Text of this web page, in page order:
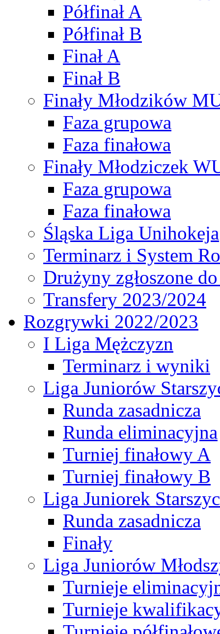
Półfinał A
Półfinał B
Finał A
Finał B
Finały Młodzików
Faza grupowa
Faza finałowa
Finały Młodziczek
Faza grupowa
Faza finałowa
Śląska Liga Unihokeja
Terminarz i System
Drużyny zgłoszone
Transfery 2023/2024
Rozgrywki 2022/2023
I Liga Mężczyzn
Terminarz i wyniki
Liga Juniorów
Runda zasadnicza
Runda eliminacyjna
Turniej finałowy A
Turniej finałowy B
Liga Juniorek
Runda zasadnicza
Finały
Liga Juniorów
Turnieje
Turnieje